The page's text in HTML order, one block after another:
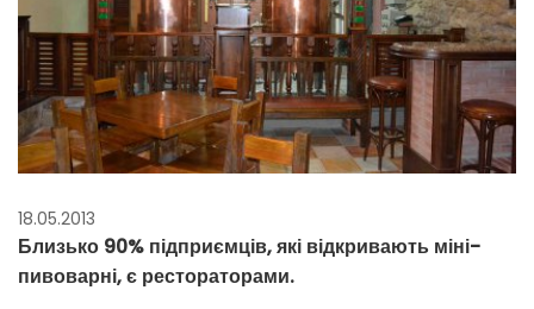
18.05.2013
Близько 90% підприємців, які відкривають міні-
пивоварні, є рестораторами.